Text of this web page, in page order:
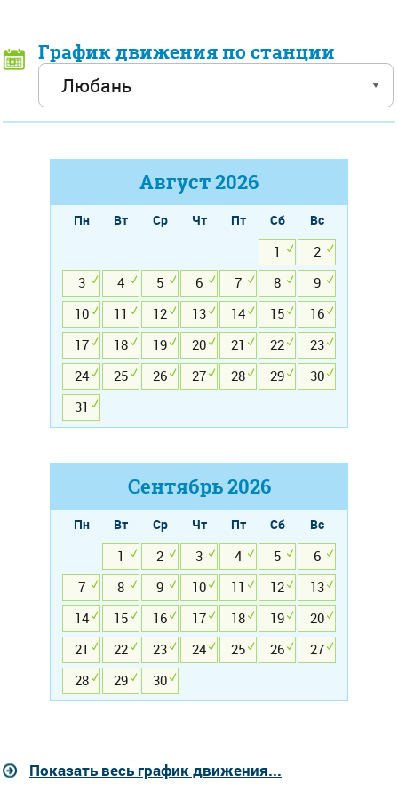
График движения по станции
Август2026
Пн Вт Ср Чт Пт Сб
Вс
1
2
3
4 5 6 7 8
9
10
11 12 13 14 15
16
17
18 19 20 21 22
23
24
25 26 27 28 29
30
31
Сентябрь2026
Пн Вт Ср Чт Пт Сб
Вс
1
2 3 4 5
6
7
8 9 10 11 12
13
14
15 16 17 18 19
20
21
22 23 24 25 26
27
28
29 30
Показать весь график движения...